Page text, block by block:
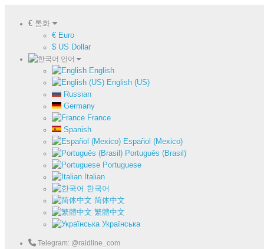
€ 통화
€ Euro
$ US Dollar
언어
English
English (US)
Russian
Germany
France
Spanish
Español (Mexico)
Português (Brasil)
Portuguese
Italian
한국어
简体中文
繁體中文
Українська
Telegram: @raidline_com